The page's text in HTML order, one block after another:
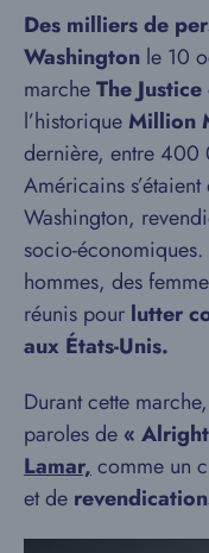
Des milliers de
Washington le 10
marcheThe
l’historiqueMillion
dernière, entre 400
Américains
Washington,
socio-
hommes, des
réunis pour lutter
aux États-Unis.
Durant cette
paroles de«
Lamar, comme un
et de